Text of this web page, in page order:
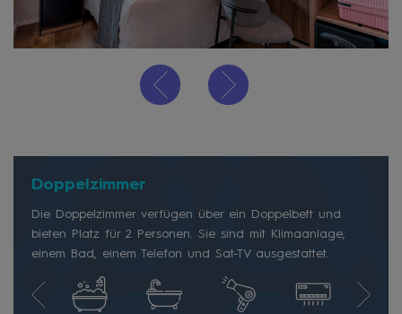
Doppelzimmer
Die Doppelzimmer verfügen über ein Doppelbett und
bieten Platz für 2 Personen. Sie sind mit Klimaanlage,
einem Bad, einem Telefon und Sat-TV ausgestattet.